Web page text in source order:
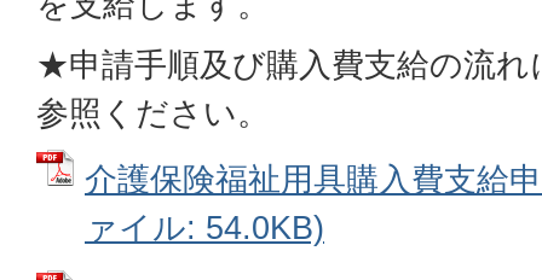
★申請手順及び購入費支給の流
参照ください。
介護保険福祉用具購入費支給
ァイル: 54.0KB)